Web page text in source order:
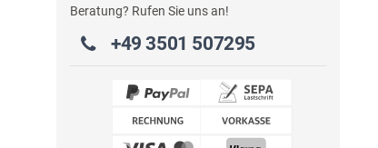
Beratung? Rufen Sie uns an!
+49 3501 507295